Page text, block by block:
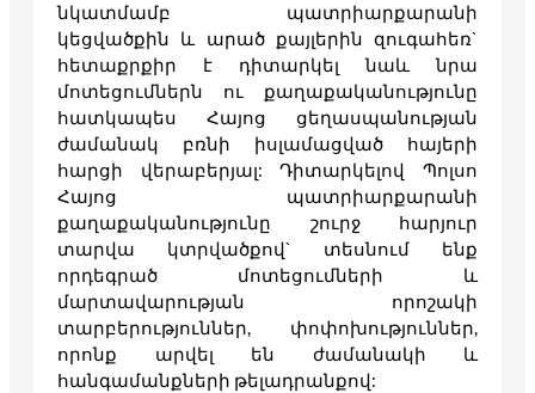
նկատմամբ պատրիարքարանի
կեցվածքին և արած քայլերին զուգահեռ`
հետաքրքիր է դիտարկել նաև նրա
մոտեցումներն ու քաղաքականությունը
հատկապես Հայոց ցեղասպանության
ժամանակ բռնի իսլամացված հայերի
հարցի վերաբերյալ: Դիտարկելով Պոլսո
Հայոց պատրիարքարանի
քաղաքականությունը շուրջ հարյուր
տարվա կտրվածքով` տեսնում ենք
որդեգրած մոտեցումների և
մարտավարության որոշակի
տարբերություններ, փոփոխություններ,
որոնք արվել են ժամանակի և
հանգամանքների թելադրանքով: